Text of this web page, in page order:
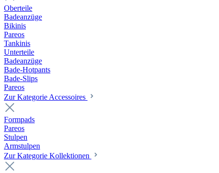
Oberteile
Badeanzüge
Bikinis
Pareos
Tankinis
Unterteile
Badeanzüge
Bade-Hotpants
Bade-Slips
Pareos
Zur Kategorie Accessoires
Formpads
Pareos
Stulpen
Armstulpen
Zur Kategorie Kollektionen